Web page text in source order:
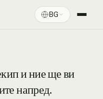
BG
и ние ще ви
напред.